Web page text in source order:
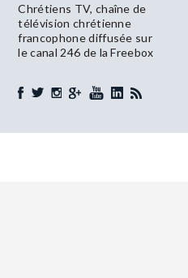
Chrétiens TV, chaîne de
télévision chrétienne
francophone diffusée sur
le canal 246 de la Freebox